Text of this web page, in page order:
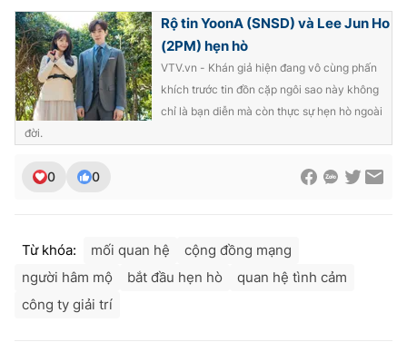
Video Shorts video
VTV Money VTV Thể thao
VTV Sức khoẻ
Vươn mình bằng AI
VTV9
Rộ tin YoonA (SNSD) và Lee Jun Ho
(2PM) hẹn hò
VTV.vn - Khán giả hiện đang vô cùng phấn
khích trước tin đồn cặp ngôi sao này không
chỉ là bạn diễn mà còn thực sự hẹn hò ngoài
đời.
0 0
Từ khóa: mối quan hệ
cộng đồng mạng
người hâm mộ
bắt đầu hẹn hò
quan hệ tình cảm
công ty giải trí